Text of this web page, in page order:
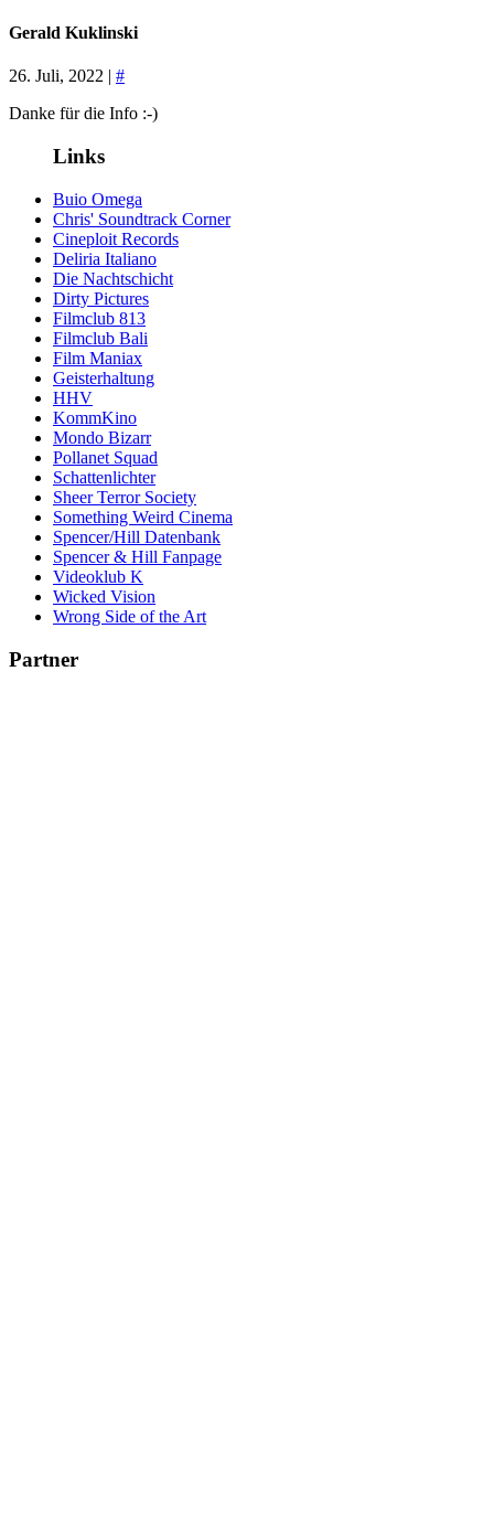
Gerald Kuklinski
26. Juli, 2022 | #
Danke für die Info :-)
Links
Buio Omega
Chris' Soundtrack Corner
Cineploit Records
Deliria Italiano
Die Nachtschicht
Dirty Pictures
Filmclub 813
Filmclub Bali
Film Maniax
Geisterhaltung
HHV
KommKino
Mondo Bizarr
Pollanet Squad
Schattenlichter
Sheer Terror Society
Something Weird Cinema
Spencer/Hill Datenbank
Spencer & Hill Fanpage
Videoklub K
Wicked Vision
Wrong Side of the Art
Partner